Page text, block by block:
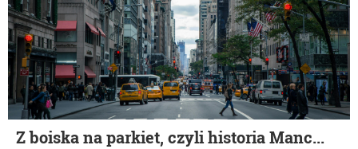
Z boiska na parkiet, czyli historia Manc...